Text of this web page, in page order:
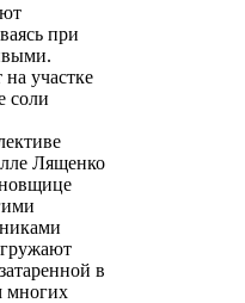
при
участке
соли
Лященко
в
многих